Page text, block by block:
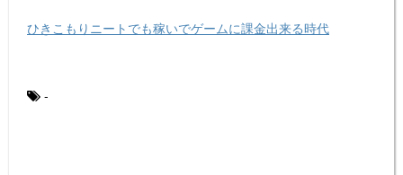
ひきこもりニートでも稼いでゲームに課金出来る時代
-